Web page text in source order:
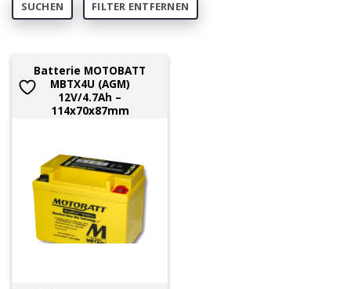
SUCHEN FILTER ENTFERNEN
Batterie MOTOBATT
MBTX4U (AGM)
12V/4.7Ah –
114x70x87mm